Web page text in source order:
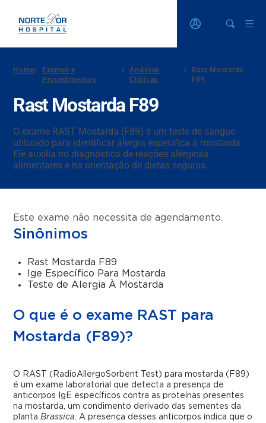
Home/
Exames e
Procedimentos
/
Análises
Clínicas
/
Rast Mostarda
F89
Rast Mostarda F89
O exame RAST Mostarda (F89) é um teste de sangue
utilizado para identificar alergia específica à mostarda.
Ele auxilia no diagnóstico de reações alérgicas
alimentares e na orientação de dietas seguras.
Este exame não necessita de agendamento.
Sinônimos
Rast Mostarda F89
Ige Específico Para Mostarda
Teste de Alergia À Mostarda
O que é o exame RAST para
Mostarda (F89)?
O RAST (RadioAllergoSorbent Test) para mostarda (F89)
é um exame laboratorial que detecta a presença de
anticorpos IgE específicos contra as proteínas presentes
na mostarda, um condimento derivado das sementes da
plantaBrassica. A presença desses anticorpos indica que o